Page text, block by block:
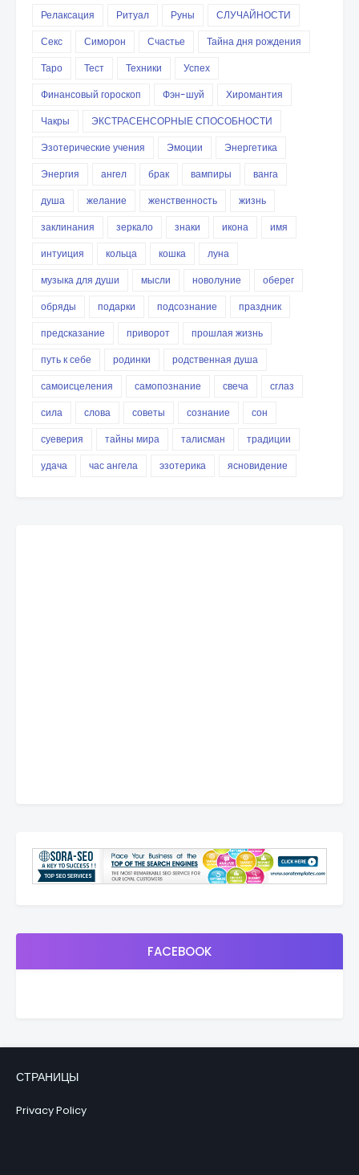
Релаксация
Ритуал Руны
СЛУЧАЙНОСТИ
Секс
Симорон Счастье
Тайна дня рождения
Таро
Тест Техники
Успех
Финансовый гороскоп
Фэн-шуй
Хиромантия
Чакры
ЭКСТРАСЕНСОРНЫЕ СПОСОБНОСТИ
Эзотерические учения
Эмоции
Энергетика
Энергия
ангел брак вампиры
ванга
душа
желание женственность
жизнь
заклинания
зеркало знаки икона
имя
интуиция
кольца кошка
луна
музыка для души
мысли новолуние
оберег
обряды
подарки подсознание
праздник
предсказание
приворот
прошлая жизнь
путь к себе
родинки
родственная душа
самоисцеления
самопознание свеча
сглаз
сила
слова советы сознание
сон
суеверия
тайны мира талисман
традиции
удача
час ангела эзотерика ясновидение
FACEBOOK
СТРАНИЦЫ
Privacy Policy